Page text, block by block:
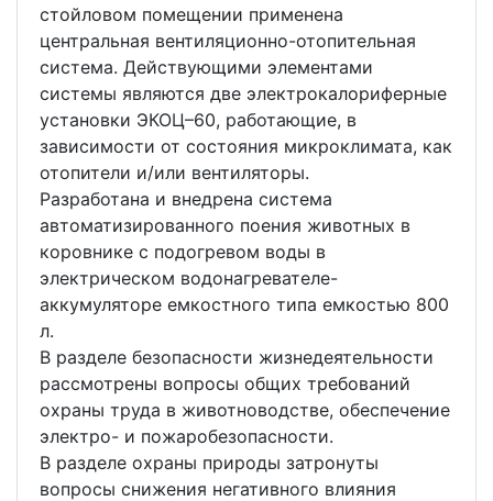
стойловом помещении применена
центральная вентиляционно-отопительная
система. Действующими элементами
системы являются две электрокалориферные
установки ЭКОЦ–60, работающие, в
зависимости от состояния микроклимата, как
отопители и/или вентиляторы.
Разработана и внедрена система
автоматизированного поения животных в
коровнике с подогревом воды в
электрическом водонагревателе-
аккумуляторе емкостного типа емкостью 800
л.
В разделе безопасности жизнедеятельности
рассмотрены вопросы общих требований
охраны труда в животноводстве, обеспечение
электро- и пожаробезопасности.
В разделе охраны природы затронуты
вопросы снижения негативного влияния